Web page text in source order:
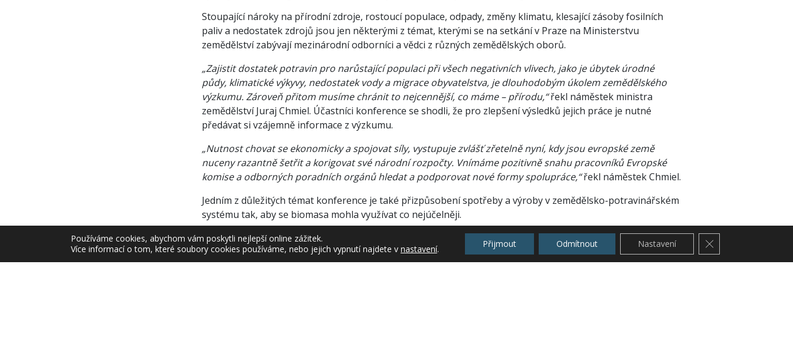
Stoupající nároky na přírodní zdroje, rostoucí populace, odpady, změny klimatu, klesající zásoby fosilních
paliv a nedostatek zdrojů jsou jen některými z témat, kterými se na setkání v Praze na Ministerstvu
zemědělství zabývají mezinárodní odborníci a vědci z různých zemědělských oborů.
„Zajistit dostatek potravin pro narůstající populaci při všech negativních vlivech, jako je úbytek úrodné
půdy, klimatické výkyvy, nedostatek vody a migrace obyvatelstva, je dlouhodobým úkolem zemědělského
výzkumu. Zároveň přitom musíme chránit to nejcennější, co máme – přírodu,“řekl náměstek ministra
zemědělství Juraj Chmiel. Účastníci konference se shodli, že pro zlepšení výsledků jejich práce je nutné
předávat si vzájemně informace z výzkumu.
„Nutnost chovat se ekonomicky a spojovat síly, vystupuje zvlášť zřetelně nyní, kdy jsou evropské země
nuceny razantně šetřit a korigovat své národní rozpočty. Vnímáme pozitivně snahu pracovníků Evropské
komise a odborných poradních orgánů hledat a podporovat nové formy spolupráce,“řekl náměstek Chmiel.
Jedním z důležitých témat konference je také přizpůsobení spotřeby a výroby v zemědělsko-potravinářském
systému tak, aby se biomasa mohla využívat co nejúčelněji.
Radek Ležatka
ředitel Odboru komunikace MZe
Používáme cookies, abychom vám poskytli nejlepší online zážitek.
Více informací o tom, které soubory cookies používáme, nebo jejich vypnutí najdete v nastavení. Přijmout Odmítnout Nastavení Zavřít cookie lištu